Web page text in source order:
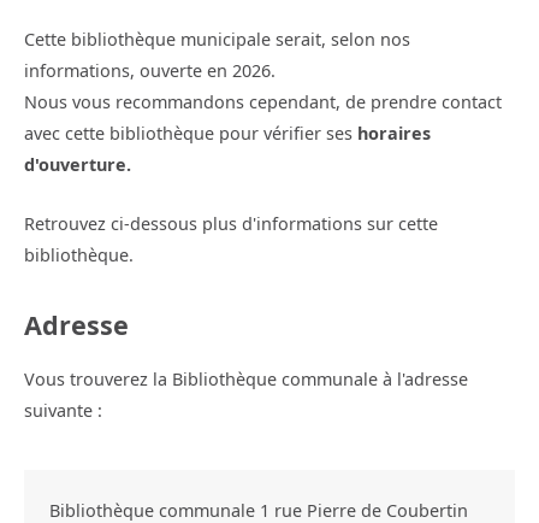
Cette bibliothèque municipale serait, selon nos
informations, ouverte en 2026.
Nous vous recommandons cependant, de prendre contact
avec cette bibliothèque pour vérifier ses horaires
d'ouverture.
Retrouvez ci-dessous plus d'informations sur cette
bibliothèque.
Adresse
Vous trouverez la Bibliothèque communale à l'adresse
suivante :
Bibliothèque communale 1 rue Pierre de Coubertin